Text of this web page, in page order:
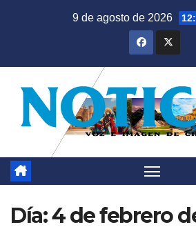
9 de agosto de 2026
Día:4 de febrero